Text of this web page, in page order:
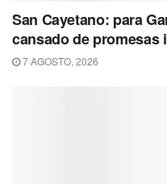
San Cayetano: para
cansado de promesas
7 AGOSTO, 2026